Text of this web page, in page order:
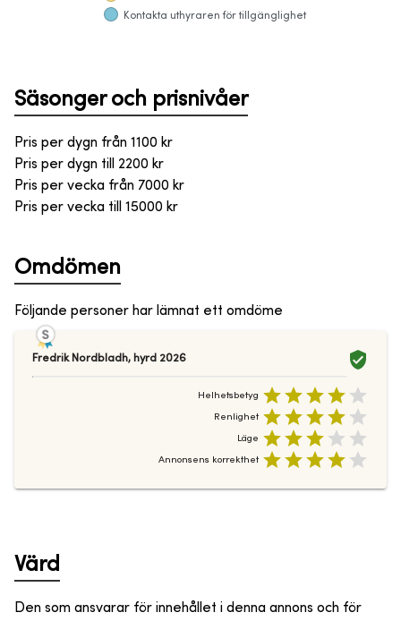
Kontakta uthyraren för tillgänglighet
Säsonger och prisnivåer
Pris per dygn från 1100 kr
Pris per dygn till
2200 kr
Pris per vecka från 7000 kr
Pris per vecka till
15000 kr
Omdömen
Följande personer har lämnat ett omdöme
Fredrik Nordbladh, hyrd 2026
Helhetsbetyg
Renlighet
Läge
Annonsens korrekthet
Värd
Den som ansvarar för innehållet i denna annons och för